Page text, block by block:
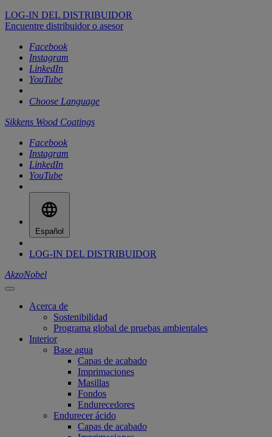
LOG-IN DEL DISTRIBUIDOR
Encuentre distribuidor o asesor
Facebook
Instagram
LinkedIn
YouTube
Choose Language
Sikkens Wood Coatings
Facebook
Instagram
LinkedIn
YouTube
Español
LOG-IN DEL DISTRIBUIDOR
AkzoNobel
Acerca de
Sostenibilidad
Programa global de pruebas ambientales
Interior
Base agua
Capas de acabado
Imprimaciones
Masillas
Fondos
Endurecedores
Endurecer ácido
Capas de acabado